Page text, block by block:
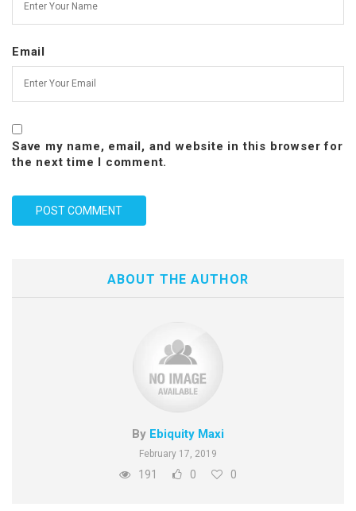
Email
Save my name, email, and website in this browser for
the next time I comment.
ABOUT THE AUTHOR
By Ebiquity Maxi
February 17, 2019
191 0 0